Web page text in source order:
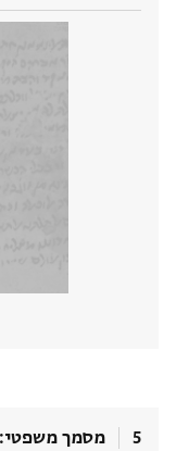
5 מסמך משפטי